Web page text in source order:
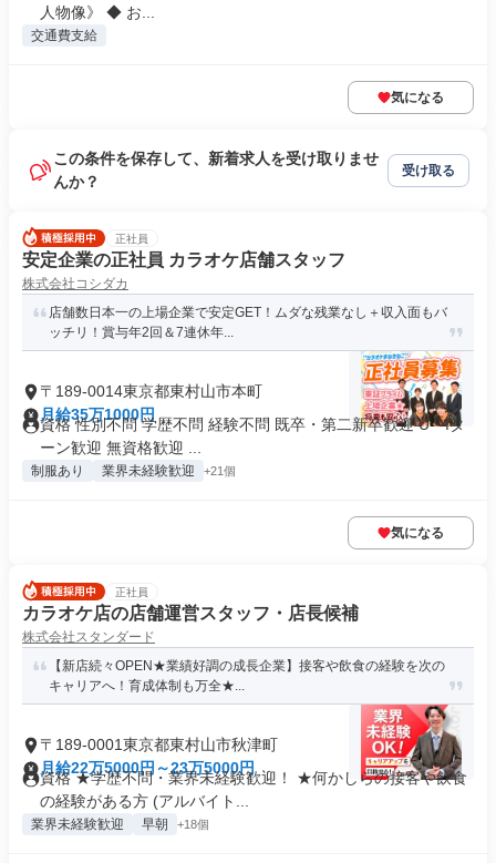
人物像》 ◆ お...
交通費支給
気になる
この条件を保存して、新着求人を受け取りませ
んか？
受け取る
正社員
安定企業の正社員 カラオケ店舗スタッフ
株式会社コシダカ
店舗数日本一の上場企業で安定GET！ムダな残業なし＋収入面もバ
ッチリ！賞与年2回＆7連休年...
〒189-0014東京都東村山市本町
月給35万1000円
資格 性別不問 学歴不問 経験不問 既卒・第二新卒歓迎 U・Iタ
ーン歓迎 無資格歓迎 ...
制服あり 業界未経験歓迎 +21個
気になる
正社員
カラオケ店の店舗運営スタッフ・店長候補
株式会社スタンダード
【新店続々OPEN★業績好調の成長企業】接客や飲食の経験を次の
キャリアへ！育成体制も万全★...
〒189-0001東京都東村山市秋津町
月給22万5000円～23万5000円
資格 ★学歴不問・業界未経験歓迎！ ★何かしらの接客や飲食
の経験がある方 (アルバイト...
業界未経験歓迎 早朝 +18個